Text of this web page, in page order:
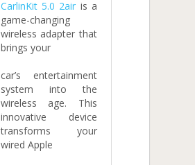
CarlinKit 5.0 2air is a
game-changing
wireless adapter that
brings your
car’s entertainment
system into the
wireless age. This
innovative device
transforms your
wired Apple